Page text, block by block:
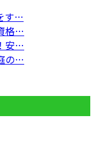
す…
格…
安…
の…